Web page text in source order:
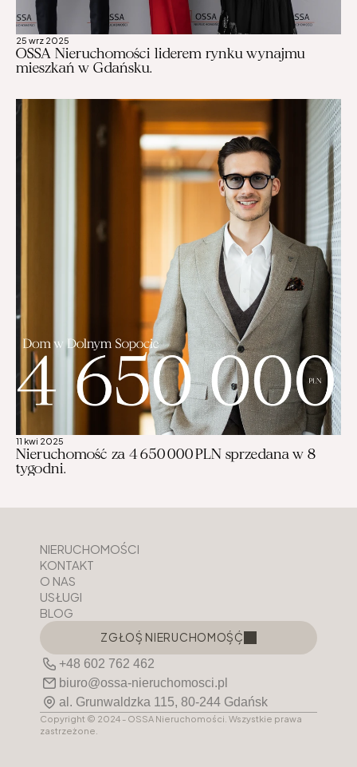
25 wrz 2025
OSSA Nieruchomości liderem rynku wynajmu
mieszkań w Gdańsku.
11 kwi 2025
Nieruchomość za 4 650 000 PLN sprzedana w 8
tygodni.
Copyright © 2024 - OSSA Nieruchomości. Wszystkie prawa
zastrzeżone.
ZGŁOŚ NIERUCHOMOŚĆ
ZGŁOŚ NIERUCHOMOŚĆ
al. Grunwaldzka 115, 80-244 Gdańsk
biuro@ossa-nieruchomosci.pl
+48 602 762 462
NIERUCHOMOŚCI
KONTAKT
O NAS
USŁUGI
BLOG